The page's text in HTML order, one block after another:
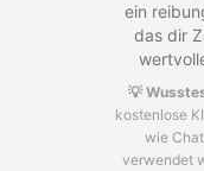
ein
das dir
💡
kostenlose
wie
verwendet